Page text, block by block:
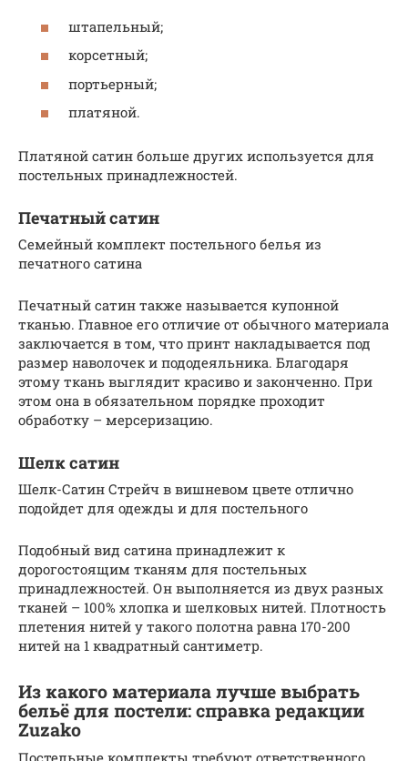
штапельный;
корсетный;
портьерный;
платяной.
Платяной сатин больше других используется для
постельных принадлежностей.
Печатный сатин
Семейный комплект постельного белья из
печатного сатина
Печатный сатин также называется купонной
тканью. Главное его отличие от обычного материала
заключается в том, что принт накладывается под
размер наволочек и пододеяльника. Благодаря
этому ткань выглядит красиво и законченно. При
этом она в обязательном порядке проходит
обработку – мерсеризацию.
Шелк сатин
Шелк-Сатин Стрейч в вишневом цвете отлично
подойдет для одежды и для постельного
Подобный вид сатина принадлежит к
дорогостоящим тканям для постельных
принадлежностей. Он выполняется из двух разных
тканей – 100% хлопка и шелковых нитей. Плотность
плетения нитей у такого полотна равна 170-200
нитей на 1 квадратный сантиметр.
Из какого материала лучше выбрать
бельё для постели: справка редакции
Zuzako